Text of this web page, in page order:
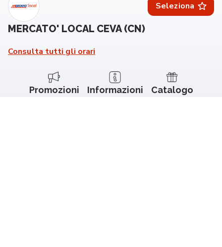
Seleziona
MERCATO' LOCAL CEVA (CN)
Consulta tutti gli orari
Promozioni Informazioni Catalogo